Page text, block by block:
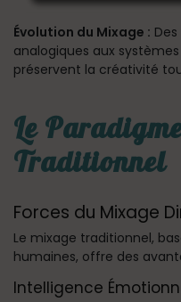
Évolution du Mixage :
analogiques aux
préservent la créativité
Le
Traditionnel
Forces du Mixage
Le mixage traditionnel,
humaines, offre des
Intelligence